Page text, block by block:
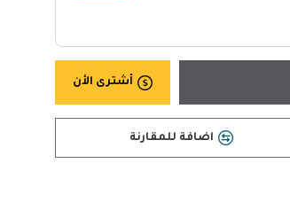
أشترى الأن
اضافة للمقارنة